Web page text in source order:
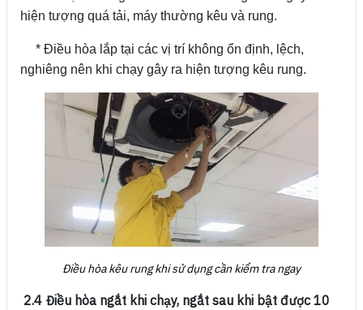
hiện tượng quá tải, máy thường kêu và rung.
* Điều hòa lắp tại các vị trí không ổn định, lệch,
nghiêng nên khi chạy gây ra hiện tượng kêu rung.
Điều hòa kêu rung khi sử dụng cần kiểm tra ngay
2.4 Điều hòa ngắt khi chạy, ngắt sau khi bật được 10